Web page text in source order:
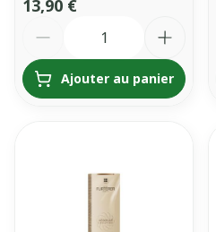
13,90 €
Ajouter au panier